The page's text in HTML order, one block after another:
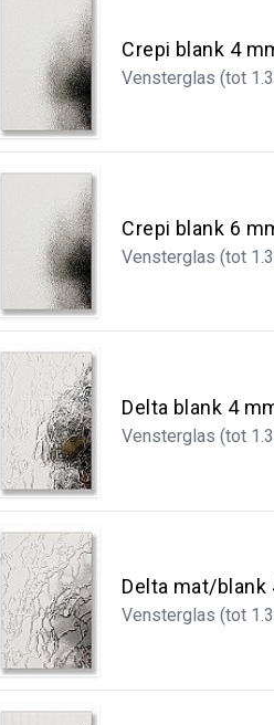
Crepi blank 4
Vensterglas (tot
Crepi blank 6
Vensterglas (tot
Delta blank 4
Vensterglas (tot
Delta mat/blank
Vensterglas (tot